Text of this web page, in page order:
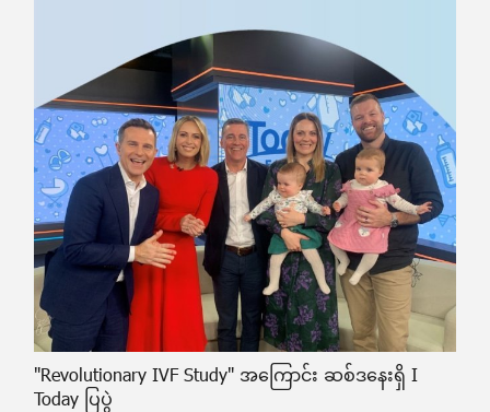
"Revolutionary IVF Study" အကြောင်း ဆစ်ဒနေးရှိ I
Today ပြပွဲ